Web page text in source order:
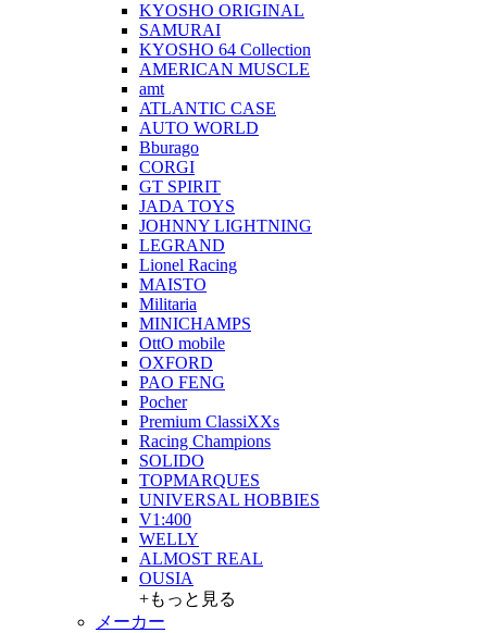
KYOSHO ORIGINAL
SAMURAI
KYOSHO 64 Collection
AMERICAN MUSCLE
amt
ATLANTIC CASE
AUTO WORLD
Bburago
CORGI
GT SPIRIT
JADA TOYS
JOHNNY LIGHTNING
LEGRAND
Lionel Racing
MAISTO
Militaria
MINICHAMPS
OttO mobile
OXFORD
PAO FENG
Pocher
Premium ClassiXXs
Racing Champions
SOLIDO
TOPMARQUES
UNIVERSAL HOBBIES
V1:400
WELLY
ALMOST REAL
OUSIA
+もっと見る
メーカー